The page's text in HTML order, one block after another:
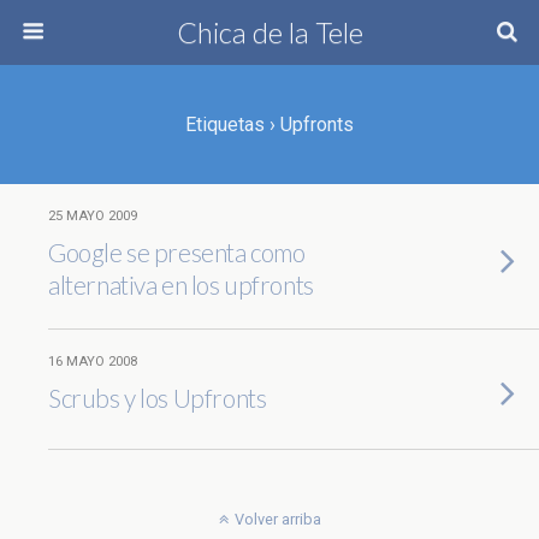
Chica de la Tele
Etiquetas › Upfronts
25 MAYO 2009
Google se presenta como
alternativa en los upfronts
16 MAYO 2008
Scrubs y los Upfronts
Volver arriba